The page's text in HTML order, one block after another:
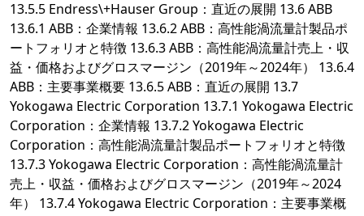
13.5.5 Endress\+Hauser Group：直近の展開 13.6 ABB
13.6.1 ABB：企業情報 13.6.2 ABB：高性能渦流量計製品ポ
ートフォリオと特徴 13.6.3 ABB：高性能渦流量計売上・収
益・価格およびグロスマージン（2019年～2024年） 13.6.4
ABB：主要事業概要 13.6.5 ABB：直近の展開 13.7
Yokogawa Electric Corporation 13.7.1 Yokogawa Electric
Corporation：企業情報 13.7.2 Yokogawa Electric
Corporation：高性能渦流量計製品ポートフォリオと特徴
13.7.3 Yokogawa Electric Corporation：高性能渦流量計
売上・収益・価格およびグロスマージン（2019年～2024
年） 13.7.4 Yokogawa Electric Corporation：主要事業概